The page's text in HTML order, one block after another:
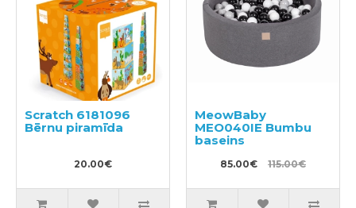
Scratch 6181096
Bērnu piramīda
20.00€
MeowBaby
MEO040IE Bumbu
baseins
85.00€ 115.00€